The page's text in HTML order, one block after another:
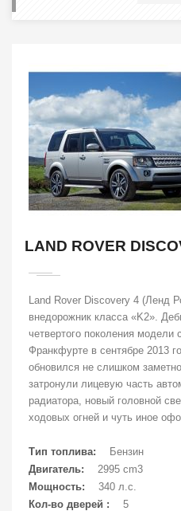
LAND ROVER
Land Rover Discovery 4 (Ленд
внедорожник класса «K2».
четвертого поколения модели
Франкфурте в сентябре 2013
обновился не слишком
затронули лицевую часть
радиатора, новый головной
ходовых огней и чуть иное
Тип топлива:
Бензин
Двигатель:
2995 cm3
Мощность:
340 л.с.
Кол-во дверей :
5